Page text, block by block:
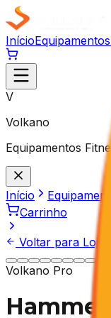
InícioEquipamentos
V
Volkano
Equipamentos
Início
Carrinho
Voltar para Loja
Volkano Pro